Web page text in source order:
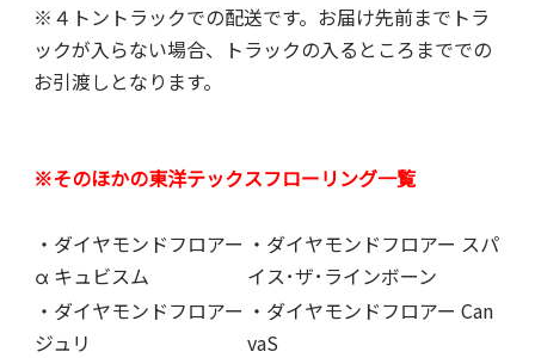
※４トントラックでの配送です。お届け先前までトラ
ックが入らない場合、トラックの入るところまででの
お引渡しとなります。
※そのほかの東洋テックスフローリング一覧
・ダイヤモンドフロアー
α キュビスム
・ダイヤモンドフロアー スパ
イス･ザ･ラインボーン
・ダイヤモンドフロアー
ジュリ
・ダイヤモンドフロアー Can
vaS